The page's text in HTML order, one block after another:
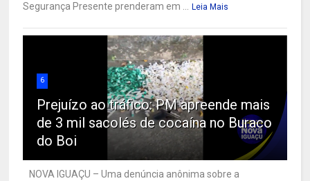
Segurança Presente prenderam em ... Leia Mais
6
Prejuízo ao tráfico: PM apreende mais
de 3 mil sacolés de cocaína no Buraco
do Boi
NOVA IGUAÇU – Uma denúncia anônima sobre a